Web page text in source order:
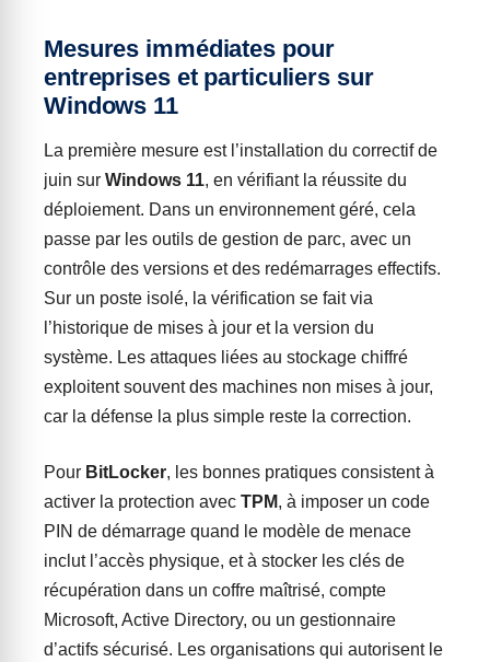
Mesures immédiates pour
entreprises et particuliers sur
Windows 11
La première mesure est l’installation du correctif de
juin sur Windows 11, en vérifiant la réussite du
déploiement. Dans un environnement géré, cela
passe par les outils de gestion de parc, avec un
contrôle des versions et des redémarrages effectifs.
Sur un poste isolé, la vérification se fait via
l’historique de mises à jour et la version du
système. Les attaques liées au stockage chiffré
exploitent souvent des machines non mises à jour,
car la défense la plus simple reste la correction.
Pour BitLocker, les bonnes pratiques consistent à
activer la protection avec TPM, à imposer un code
PIN de démarrage quand le modèle de menace
inclut l’accès physique, et à stocker les clés de
récupération dans un coffre maîtrisé, compte
Microsoft, Active Directory, ou un gestionnaire
d’actifs sécurisé. Les organisations qui autorisent le